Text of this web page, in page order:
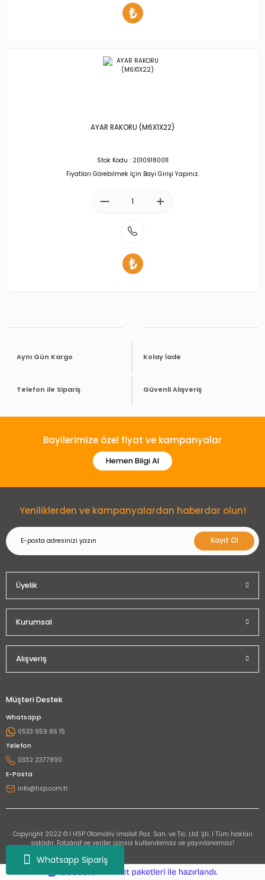
Whatsapp Sipariş
AYAR RAKORU (M6X1X22)
Stok Kodu : 20109180011
Fiyatları Görebilmek İçin Bayi Girişi Yapınız.
Aynı Gün Kargo Kolay İade
Telefon ile Sipariş Güvenli Alışveriş
Bayilerimize özel fiyat ve kampanyalar
Hemen Bilgi Al
Yeniliklerden ve kampanyalardan haberdar olun!
Kayıt Ol
Üyelik
Kurumsal
Alışveriş
Müşteri Destek
Whatsapp
0533 959 86 15
Telefon
0332 2377890
E-Posta
info@hsp.com.tr
Copyright 2022 © I HSP Otomotiv İmalat Paz. San. ve Tic. Ltd. Şti. I Tüm hakları
saklıdır. Fotoğraf ve veriler izinsiz kullanılamaz ve yayınlanamaz!
e-